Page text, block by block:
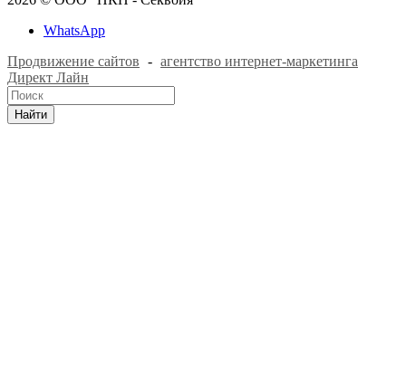
WhatsApp
Продвижение сайтов - агентство интернет-маркетинга
Директ Лайн
Найти